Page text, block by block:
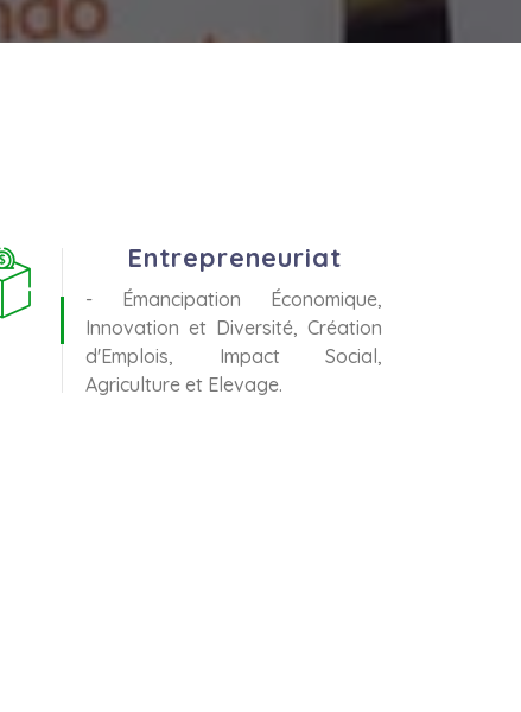
Entrepreneuriat
- Émancipation Économique,
Innovation et Diversité, Création
d'Emplois, Impact Social,
Agriculture et Elevage.